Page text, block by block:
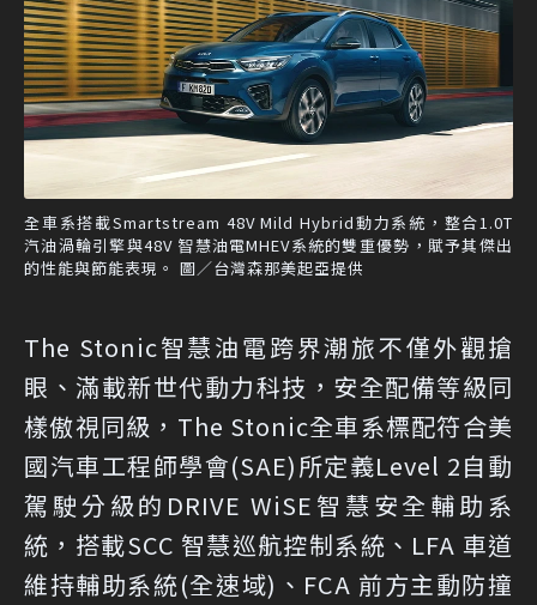
全車系搭載Smartstream 48V Mild Hybrid動力系統，整合1.0T
汽油渦輪引擎與48V 智慧油電MHEV系統的雙重優勢，賦予其傑出
的性能與節能表現。 圖／台灣森那美起亞提供
The Stonic智慧油電跨界潮旅不僅外觀搶
眼、滿載新世代動力科技，安全配備等級同
樣傲視同級，The Stonic全車系標配符合美
國汽車工程師學會(SAE)所定義Level 2自動
駕駛分級的DRIVE WiSE智慧安全輔助系
統，搭載SCC 智慧巡航控制系統、LFA 車道
維持輔助系統(全速域)、FCA 前方主動防撞